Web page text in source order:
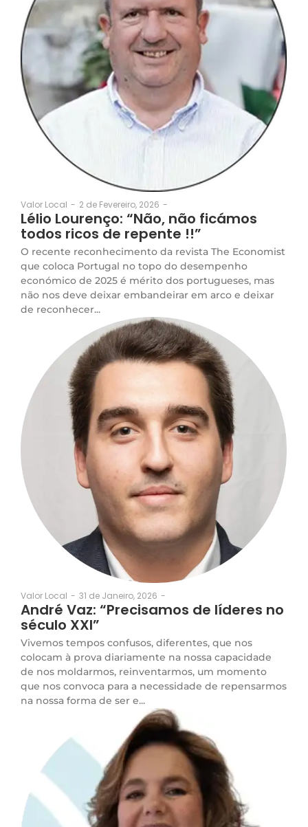
Valor Local - 2 de Fevereiro, 2026 -
Lélio Lourenço: “Não, não ficámos
todos ricos de repente !!”
O recente reconhecimento da revista The Economist
que coloca Portugal no topo do desempenho
económico de 2025 é mérito dos portugueses, mas
não nos deve deixar embandeirar em arco e deixar
de reconhecer...
Valor Local - 31 de Janeiro, 2026 -
André Vaz: “Precisamos de líderes no
século XXI”
Vivemos tempos confusos, diferentes, que nos
colocam à prova diariamente na nossa capacidade
de nos moldarmos, reinventarmos, um momento
que nos convoca para a necessidade de repensarmos
na nossa forma de ser e...